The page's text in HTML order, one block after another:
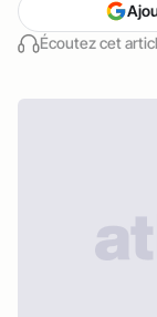
Écoutez cet